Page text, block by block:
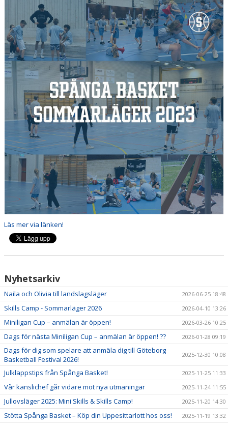
MEDLEMSAPP
STYRELSEN
DOKUMENT
NYHETER
VÅRA LAG/TRÄNARE
KALENDER
Läs mer via länken!
Nyhetsarkiv
Naila och Olivia till landslagsläger 2026-06-25 18:48
Skills Camp - Sommarläger 2026 2026-04-10 13:26
Miniligan Cup – anmälan är öppen! 2026-03-26 10:25
Dags för nästa Miniligan Cup – anmälan är öppen! ?? 2026-01-28 09:19
Dags för dig som spelare att anmäla dig till Göteborg
Basketball Festival 2026!
2025-12-30 10:08
Julklappstips från Spånga Basket! 2025-11-25 11:33
Vår kanslichef går vidare mot nya utmaningar 2025-11-24 11:55
Jullovsläger 2025: Mini Skills & Skills Camp! 2025-11-20 14:30
Stötta Spånga Basket – Köp din Uppesittarlott hos oss! 2025-11-19 13:32